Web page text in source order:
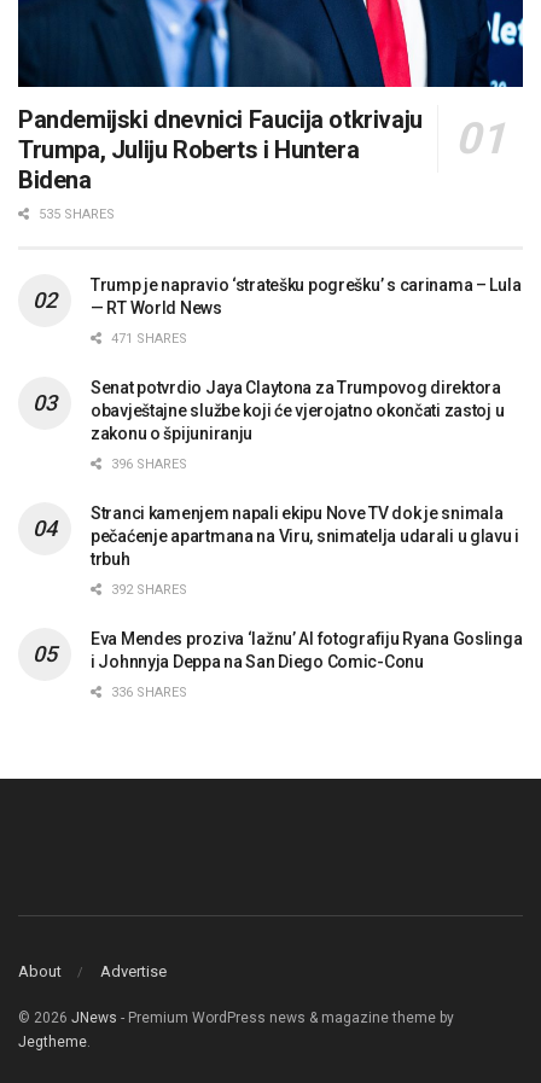
Pandemijski dnevnici Faucija otkrivaju
Trumpa, Juliju Roberts i Huntera
Bidena
535 SHARES
Trump je napravio ‘stratešku pogrešku’ s carinama – Lula
— RT World News
471 SHARES
Senat potvrdio Jaya Claytona za Trumpovog direktora
obavještajne službe koji će vjerojatno okončati zastoj u
zakonu o špijuniranju
396 SHARES
Stranci kamenjem napali ekipu Nove TV dok je snimala
pečaćenje apartmana na Viru, snimatelja udarali u glavu i
trbuh
392 SHARES
Eva Mendes proziva ‘lažnu’ AI fotografiju Ryana Goslinga
i Johnnyja Deppa na San Diego Comic-Conu
336 SHARES
About Advertise
© 2026 JNews - Premium WordPress news & magazine theme by
Jegtheme